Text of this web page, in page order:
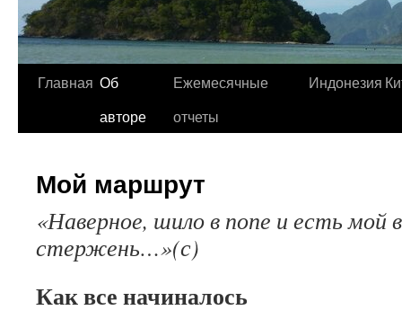
Главная Об
авторе
Ежемесячные
отчеты
Индонезия
Мой маршрут
«Наверное, шило в попе и есть мой
стержень…»(с)
Как все начиналось